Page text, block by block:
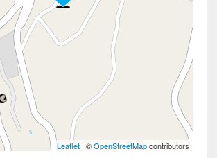
Leaflet | ©OpenStreetMapcontributors